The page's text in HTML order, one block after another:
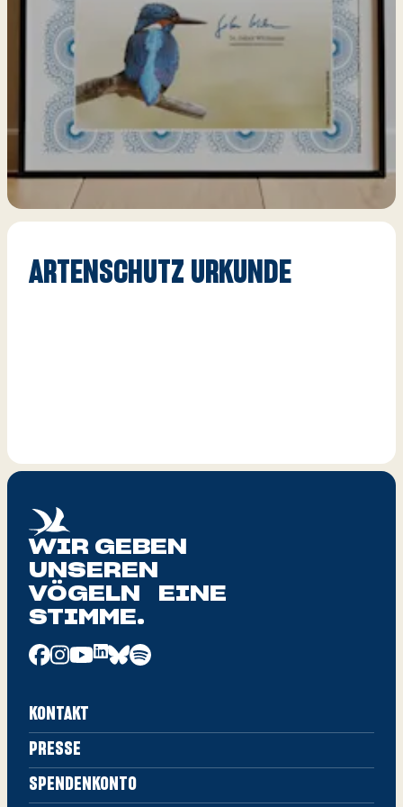
ARTENSCHUTZ URKUNDE
WIR GEBEN
UNSEREN
VÖGELN EINE
STIMME.
KONTAKT
PRESSE
SPENDENKONTO